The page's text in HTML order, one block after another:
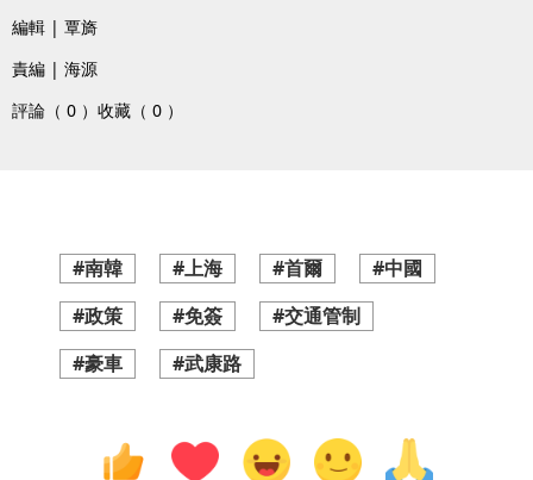
編輯 | 覃旖
責編 | 海源
評論（ 0 ） 收藏（ 0 ）
#南韓 #上海 #首爾
#中國
#政策
#免簽
#交通管制
#豪車
#武康路